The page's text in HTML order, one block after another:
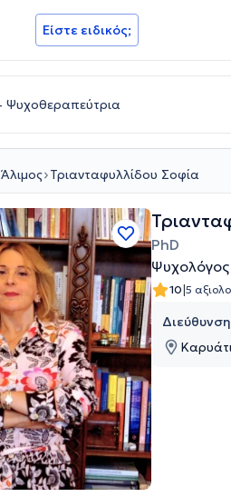
Είστε ειδικός;
Άλιμος Τριανταφυλλίδου Σοφία
PhD
10|5
Διεύθυνση